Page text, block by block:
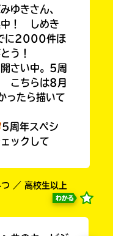
ゆきさん、
中！ しめき
に2000件ほ
う！
さい中。5周
こちらは8月
ったら描いて
5周年スペシ
ックして
／ 高校生以上
わかる